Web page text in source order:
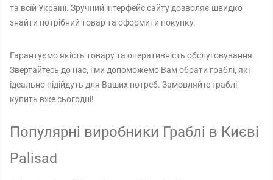
та всій Україні. Зручний інтерфейс сайту дозволяє швидко
знайти потрібний товар та оформити покупку.
Гарантуємо якість товару та оперативність обслуговування.
Звертайтесь до нас, і ми допоможемо Вам обрати граблі, які
ідеально підійдуть для Ваших потреб. Замовляйте граблі
купить вже сьогодні!
Популярні виробники Граблі в Києві
Palisad